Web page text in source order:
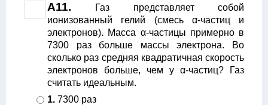
A11.
Газ представляет собой
ионизованный гелий (смесь α-частиц и
электронов). Масса α-частицы примерно в
7300 раз больше массы электрона. Во
сколько раз средняя квадратичная скорость
электронов больше, чем у α-частиц? Газ
считать идеальным.
1. 7300 раз